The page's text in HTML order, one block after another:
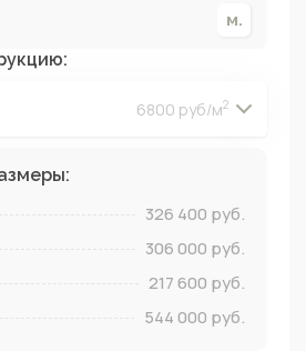
6800 руб/м2
326 400 руб.
306 000 руб.
217 600 руб.
544 000 руб.